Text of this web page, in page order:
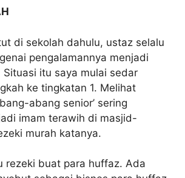
di sekolah dahulu, ustaz selalu
pengalamannya menjadi
Situasi itu saya mulai sedar
ke tingkatan 1. Melihat
abang senior’ sering
imam terawih di masjid-
murah katanya.
rezeki buat para huffaz. Ada